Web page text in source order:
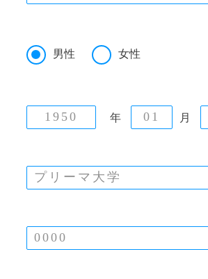
男性 女性
年 月